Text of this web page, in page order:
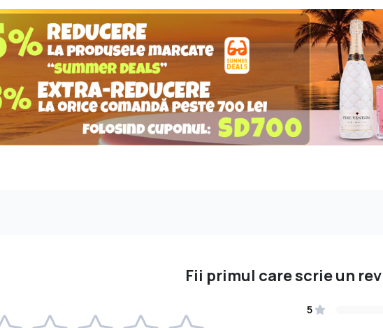
Fii primul care scrie un
5